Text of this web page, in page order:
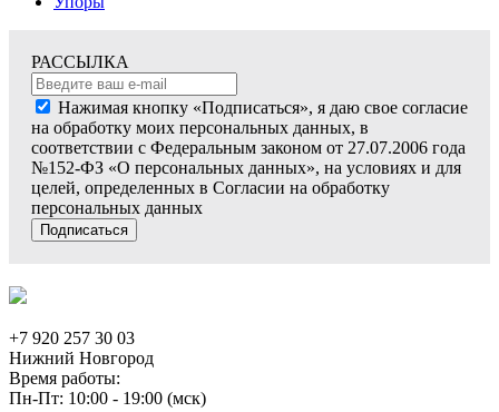
РАССЫЛКА
Нажимая кнопку «Подписаться», я даю свое согласие
на обработку моих персональных данных, в
соответствии с Федеральным законом от 27.07.2006 года
№152-ФЗ «О персональных данных», на условиях и для
целей, определенных в Согласии на обработку
персональных данных
Подписаться
+7 920 257 30 03
Нижний Новгород
Время работы:
Пн-Пт: 10:00 - 19:00 (мск)